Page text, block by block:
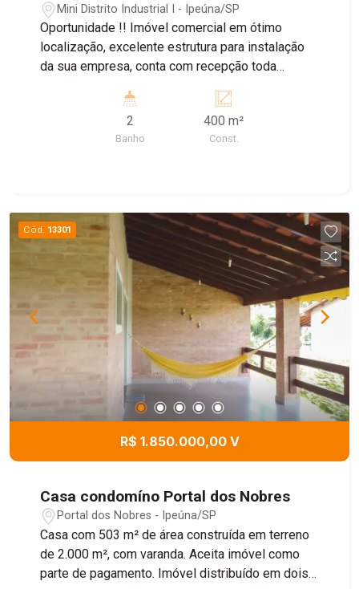
Mini Distrito Industrial I - Ipeúna/SP
Oportunidade !! Imóvel comercial em ótimo
localização, excelente estrutura para instalação
da sua empresa, conta com recepção toda
espaços já com móveis ( a negociar ) e ar
condicionado para melhor ambiente de trabalho,
2
Banho
400 m²
Const.
Cód. 13301
R$ 1.850.000,00 V
Casa condomíno Portal dos Nobres
Portal dos Nobres - Ipeúna/SP
Casa com 503 m² de área construída em terreno
de 2.000 m², com varanda. Aceita imóvel como
parte de pagamento. Imóvel distribuído em dois